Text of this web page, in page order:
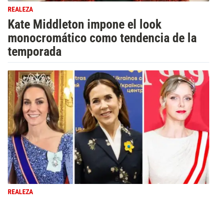
REALEZA
Kate Middleton impone el look
monocromático como tendencia de la
temporada
REALEZA